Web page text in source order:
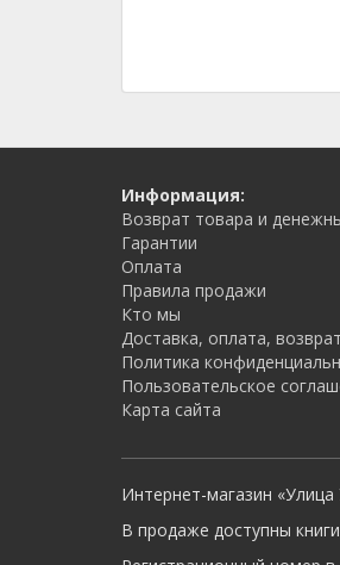
Информация:
Возврат товара и
Гарантии
Оплата
Правила продажи
Кто мы
Доставка, оплата, возврат
Политика
Пользовательское
Карта сайта
Интернет-магазин
В продаже доступны